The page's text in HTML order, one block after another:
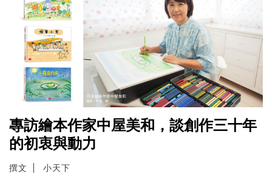
專訪繪本作家中屋美和，談創作三十年
的初衷與動力
撰文 小天下